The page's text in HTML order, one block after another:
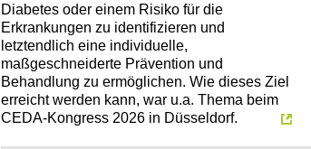
Diabetes oder einem Risiko für die
Erkrankungen zu identifizieren und
letztendlich eine individuelle,
maßgeschneiderte Prävention und
Behandlung zu ermöglichen. Wie dieses Ziel
erreicht werden kann, war u.a. Thema beim
CEDA-Kongress 2026 in Düsseldorf.